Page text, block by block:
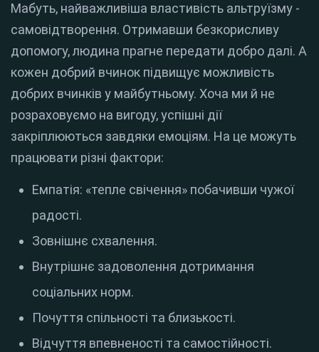
Мабуть, найважливіша властивість альтруїзму -
самовідтворення. Отримавши безкорисливу
допомогу, людина прагне передати добро далі. А
кожен добрий вчинок підвищує можливість
добрих вчинків у майбутньому. Хоча ми й не
розраховуємо на вигоду, успішні дії
закріплюються завдяки емоціям. На це можуть
працювати різні фактори:
Емпатія: «тепле свічення» побачивши чужої
радості.
Зовнішнє схвалення.
Внутрішнє задоволення дотримання
соціальних норм.
Почуття спільності та близькості.
Відчуття впевненості та самостійності.